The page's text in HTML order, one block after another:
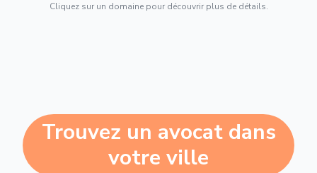
Cliquez sur un domaine pour découvrir plus de détails.
Trouvez un avocat dans
votre ville